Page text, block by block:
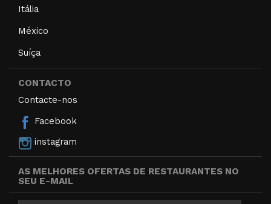
Itália
México
Suíça
CONTACTO
Contacte-nos
Facebook
instagram
AS MELHORES OFERTAS DE RESTAURANTES NO
SEU E-MAIL